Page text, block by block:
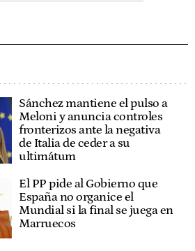
Sánchez mantiene el pulso a
Meloni y anuncia controles
fronterizos ante la negativa
de Italia de ceder a su
ultimátum
El PP pide al Gobierno que
España no organice el
Mundial si la final se juega en
Marruecos